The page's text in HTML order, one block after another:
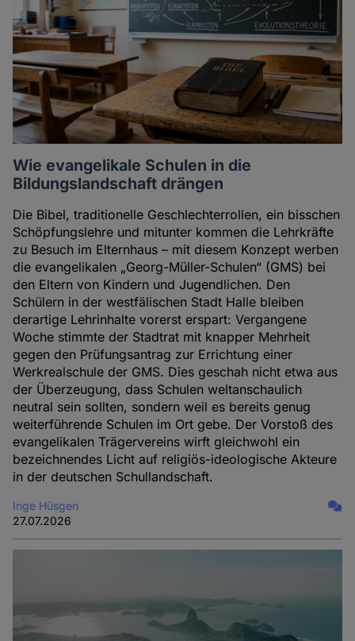
Wie evangelikale Schulen in die
Bildungslandschaft drängen
Die Bibel, traditionelle Geschlechterrollen, ein bisschen
Schöpfungslehre und mitunter kommen die Lehrkräfte
zu Besuch im Elternhaus – mit diesem Konzept werben
die evangelikalen „Georg-Müller-Schulen“ (GMS) bei
den Eltern von Kindern und Jugendlichen. Den
Schülern in der westfälischen Stadt Halle bleiben
derartige Lehrinhalte vorerst erspart: Vergangene
Woche stimmte der Stadtrat mit knapper Mehrheit
gegen den Prüfungsantrag zur Errichtung einer
Werkrealschule der GMS. Dies geschah nicht etwa aus
der Überzeugung, dass Schulen weltanschaulich
neutral sein sollten, sondern weil es bereits genug
weiterführende Schulen im Ort gebe. Der Vorstoß des
evangelikalen Trägervereins wirft gleichwohl ein
bezeichnendes Licht auf religiös-ideologische Akteure
in der deutschen Schullandschaft.
Inge Hüsgen
27.07.2026